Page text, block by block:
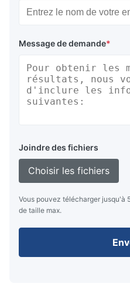
Message de demande*
Joindre des fichiers
Choisir les fichiers
Vous pouvez télécharger jusqu'à
de taille max.